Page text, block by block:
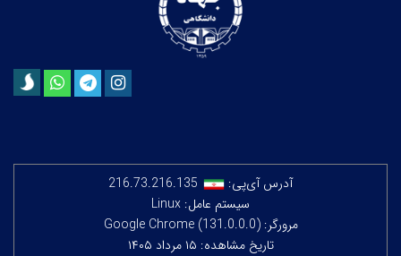
آدرس آی‌پی:
216.73.216.135
سیستم عامل: Linux
مرورگر: Google Chrome (131.0.0.0)
تاریخ مشاهده: ۱۵ مرداد ۱۴۰۵